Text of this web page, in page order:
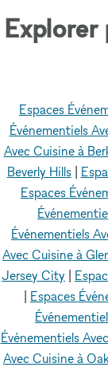
Explorer
Espaces
Événementiels
Avec Cuisine à
Beverly Hills|
Espaces
Événementiels
Avec Cuisine à
Jersey City
Espaces
Événementiels
Avec Cuisine à